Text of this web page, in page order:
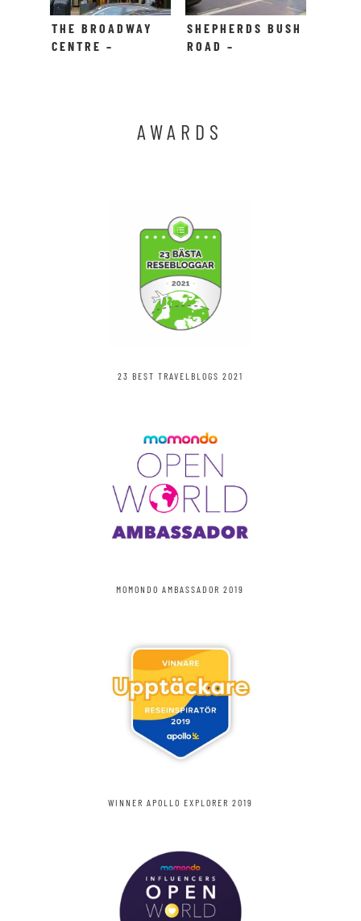
THE BROADWAY
CENTRE –
SHEPHERDS BUSH
ROAD –
AWARDS
23 BEST TRAVELBLOGS 2021
MOMONDO AMBASSADOR 2019
WINNER APOLLO EXPLORER 2019